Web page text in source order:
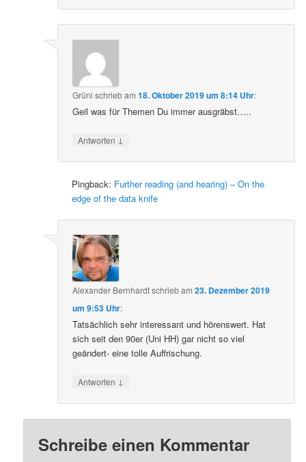
Grüni schriebam18. Oktober 2019 um 8:14 Uhr:
Geil was für Themen Du immer ausgräbst…..
Antworten ↓
Pingback: Further reading (and hearing) – On the
edge of the data knife
Alexander Bernhardtschriebam23. Dezember 2019
um 9:53 Uhr:
Tatsächlich sehr interessant und hörenswert. Hat
sich seit den 90er (Uni HH) gar nicht so viel
geändert- eine tolle Auffrischung.
Antworten ↓
Schreibe einen Kommentar